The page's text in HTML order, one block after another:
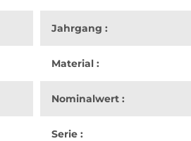
Jahrgang :
Material :
Nominalwert :
Serie :